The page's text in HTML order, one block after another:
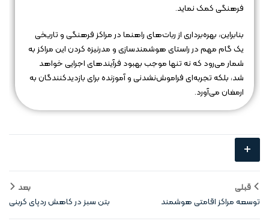
فرهنگی کمک نماید.
بنابراین، بهره‌برداری از ربات‌های راهنما در مراکز فرهنگی و تاریخی
یک گام مهم در راستای هوشمندسازی و مدرنیزه کردن این مراکز به
شمار می‌رود که نه تنها موجب بهبود فرآیندهای اجرایی خواهد
شد، بلکه تجربه‌ای فراموش‌نشدنی و آموزنده برای بازدیدکنندگان به
ارمغان می‌آورد.
+
قبلی
توسعه مراکز اقامتی هوشمند
درشهرهای افقی
بعد
بتن سبز در کاهش ردپای کربنی
ساختمان‌ ها